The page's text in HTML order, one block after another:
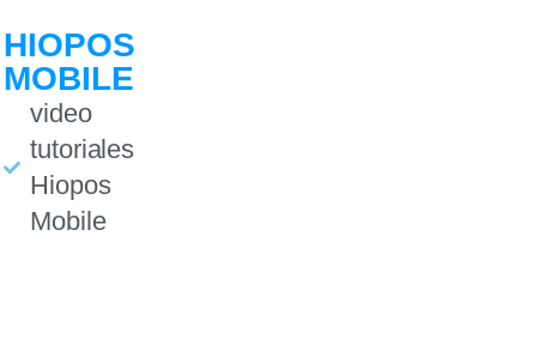
HIOPOS
MOBILE
video
tutoriales
Hiopos
Mobile